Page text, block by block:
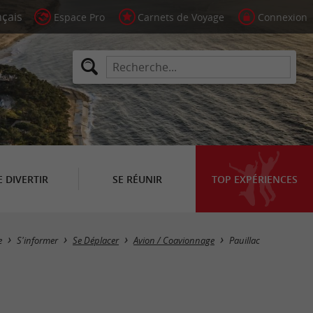
Espace Pro Carnets de Voyage Connexion
DIVERTIR SE RÉUNIR TOP EXPÉRIENCES
Masquer la carte
S'informer Se Déplacer Avion / Coavionnage Pauillac